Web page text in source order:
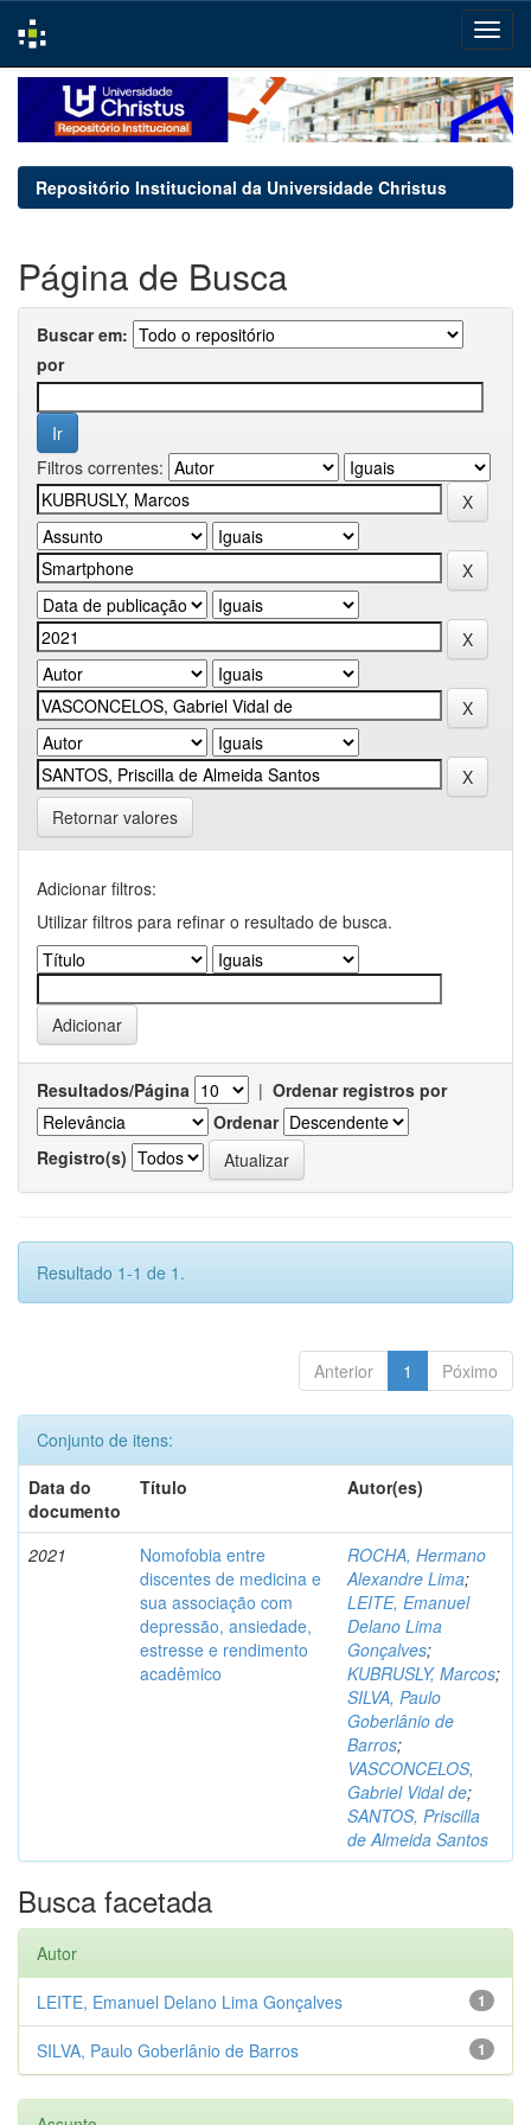
navigation
Repositório Institucional da Universidade Christus
Página de Busca
Buscar em:
por
Filtros correntes:
Retornar valores
Adicionar filtros:
Utilizar filtros para refinar o resultado de busca.
Resultados/Página | Ordenar registros por
Ordenar
Registro(s)
Resultado 1-1 de 1.
Anterior 1 Póximo
Conjunto de itens:
Data do
documento
Título Autor(es)
2021
Nomofobia entre
discentes de medicina e
sua associação com
depressão, ansiedade,
estresse e rendimento
acadêmico
ROCHA, Hermano
Alexandre Lima;
LEITE, Emanuel
Delano Lima
Gonçalves;
KUBRUSLY, Marcos;
SILVA, Paulo
Goberlânio de
Barros;
VASCONCELOS,
Gabriel Vidal de;
SANTOS, Priscilla
de Almeida Santos
Busca facetada
Autor
1
LEITE, Emanuel Delano Lima Gonçalves
1
SILVA, Paulo Goberlânio de Barros